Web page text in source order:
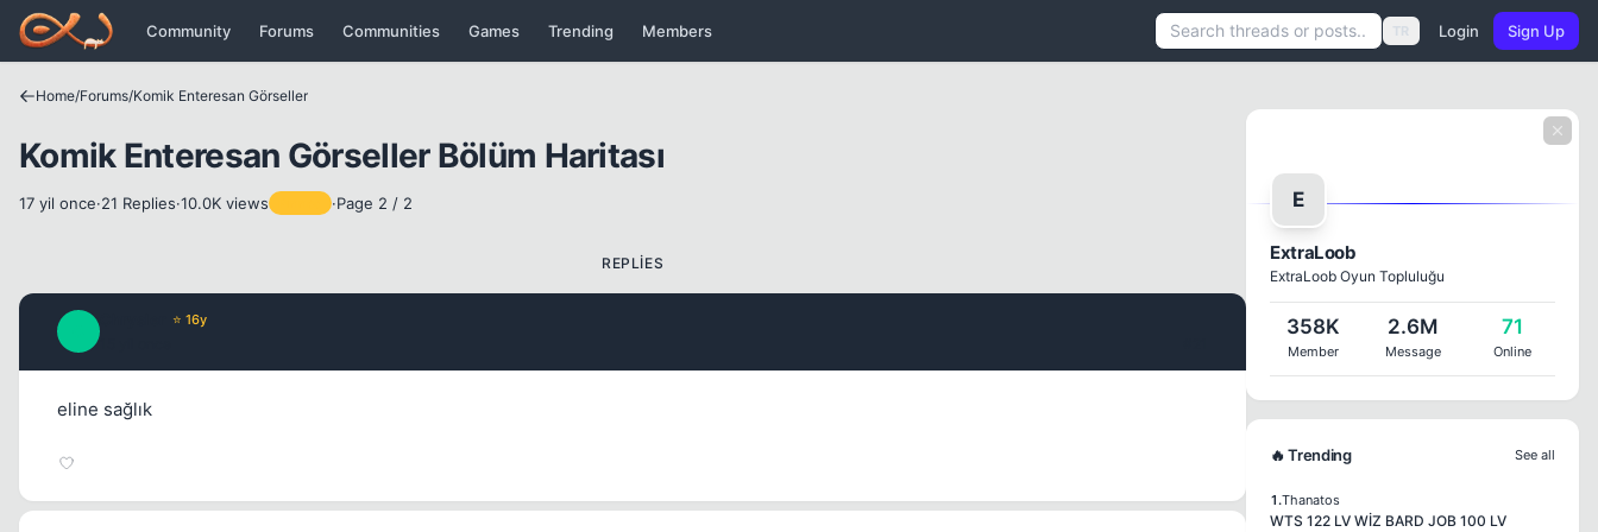
Icerige atla
Community Forums Communities Games Trending Members TR Login Sign Up
Home/Forums/Komik Enteresan Görseller
Komik Enteresan Görseller Bölüm Haritası
17 yil once·21 Replies·10.0K views ·Page 2 / 2
REPLIES
⭐ 16y
eline sağlık
E
ExtraLoob
ExtraLoob Oyun Topluluğu
358K
Member
2.6M
Message
71
Online
🔥 Trending See all
1.Thanatos
WTS 122 LV WİZ BARD JOB 100 LV